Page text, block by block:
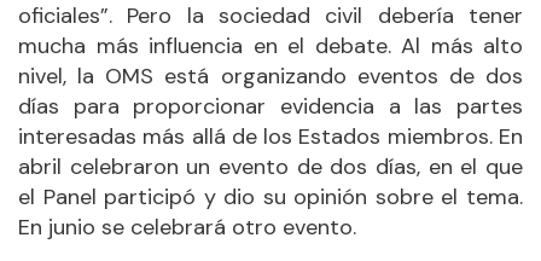
oficiales”. Pero la sociedad civil debería tener
mucha más influencia en el debate. Al más alto
nivel, la OMS está organizando eventos de dos
días para proporcionar evidencia a las partes
interesadas más allá de los Estados miembros. En
abril celebraron un evento de dos días, en el que
el Panel participó y dio su opinión sobre el tema.
En junio se celebrará otro evento.